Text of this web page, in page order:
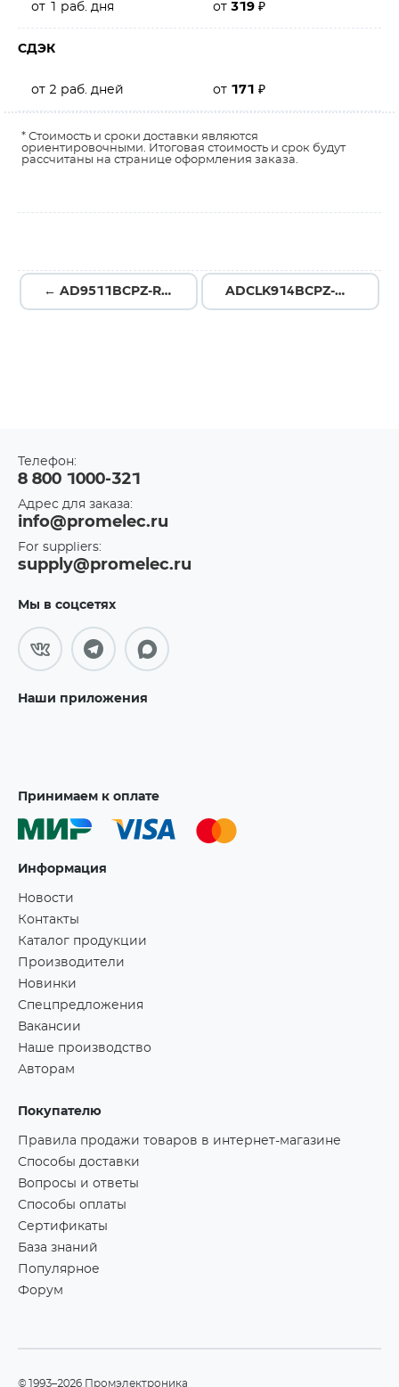
от 1 раб. дня от 319 ₽
СДЭК
от 2 раб. дней от 171 ₽
* Стоимость и сроки доставки являются
ориентировочными. Итоговая стоимость и срок будут
рассчитаны на странице оформления заказа.
← AD9511BCPZ-REEL7 ADCLK914BCPZ-WP →
Телефон:
8 800 1000-321
Адрес для заказа:
info@promelec.ru
For suppliers:
supply@promelec.ru
Мы в соцсетях
Наши приложения
Принимаем к оплате
Информация
Новости
Контакты
Каталог продукции
Производители
Новинки
Спецпредложения
Вакансии
Наше производство
Авторам
Покупателю
Правила продажи товаров в интернет-магазине
Способы доставки
Вопросы и ответы
Способы оплаты
Сертификаты
База знаний
Популярное
Форум
©1993–2026 Промэлектроника